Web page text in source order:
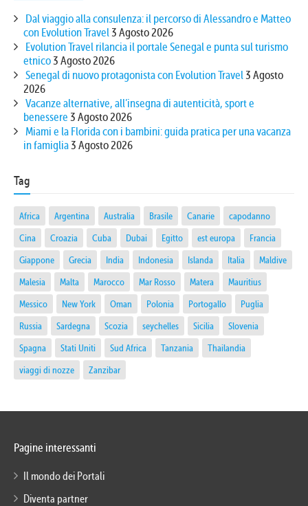
Dal viaggio alla consulenza: il percorso di Alessandro e Matteo
con Evolution Travel3 Agosto 2026
Evolution Travel rilancia il portale Senegal e punta sul turismo
etnico3 Agosto 2026
Senegal di nuovo protagonista con Evolution Travel3 Agosto
2026
Vacanze alternative, all’insegna di autenticità, sport e
benessere 3 Agosto 2026
Miami e la Florida con i bambini: guida pratica per una vacanza
in famiglia3 Agosto 2026
Tag
Africa Argentina Australia Brasile Canarie
capodanno
Cina
Croazia Cuba Dubai Egitto est europa
Francia
Giappone
Grecia India Indonesia Islanda Italia
Maldive
Malesia
Malta Marocco Mar Rosso Matera
Mauritius
Messico
New York Oman Polonia Portogallo
Puglia
Russia
Sardegna Scozia seychelles Sicilia
Slovenia
Spagna
Stati Uniti Sud Africa Tanzania
Thailandia
viaggi di nozze
Zanzibar
Pagine interessanti
Il mondo dei Portali
Diventa partner